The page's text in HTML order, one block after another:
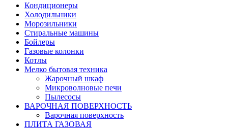
Кондиционеры
Холодильники
Морозильники
Стиральные машины
Бойлеры
Газовые колонки
Котлы
Мелко бытовая техника
Жарочный шкаф
Микроволновые печи
Пылесосы
ВАРОЧНАЯ ПОВЕРХНОСТЬ
Варочная поверхность
ПЛИТА ГАЗОВАЯ